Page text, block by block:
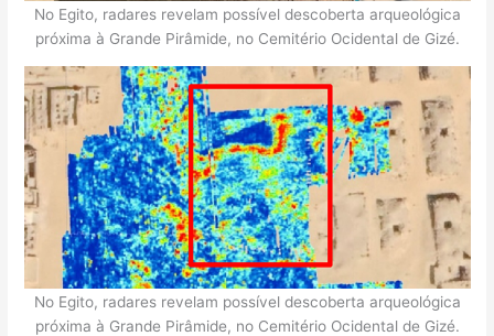
No Egito, radares revelam possível descoberta arqueológica
próxima à Grande Pirâmide, no Cemitério Ocidental de Gizé.
No Egito, radares revelam possível descoberta arqueológica
próxima à Grande Pirâmide, no Cemitério Ocidental de Gizé.